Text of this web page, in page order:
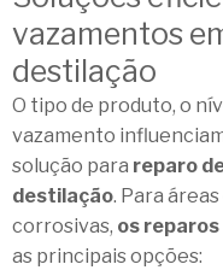
vazamentos
destilação
O tipo de produto, o
vazamento
solução para reparo
destilação. Para
corrosivas, os
as principais opções: